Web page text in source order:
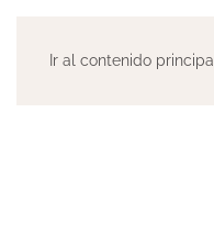
Ir al contenido principal